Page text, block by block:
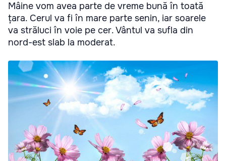
Mâine vom avea parte de vreme bună în toată
țara. Cerul va fi în mare parte senin, iar soarele
va străluci în voie pe cer. Vântul va sufla din
nord-est slab la moderat.